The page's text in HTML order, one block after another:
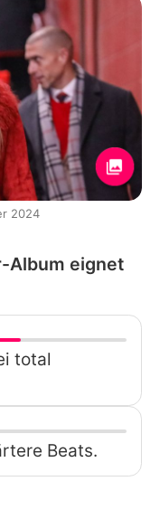
2024
Album eignet
total
Beats.